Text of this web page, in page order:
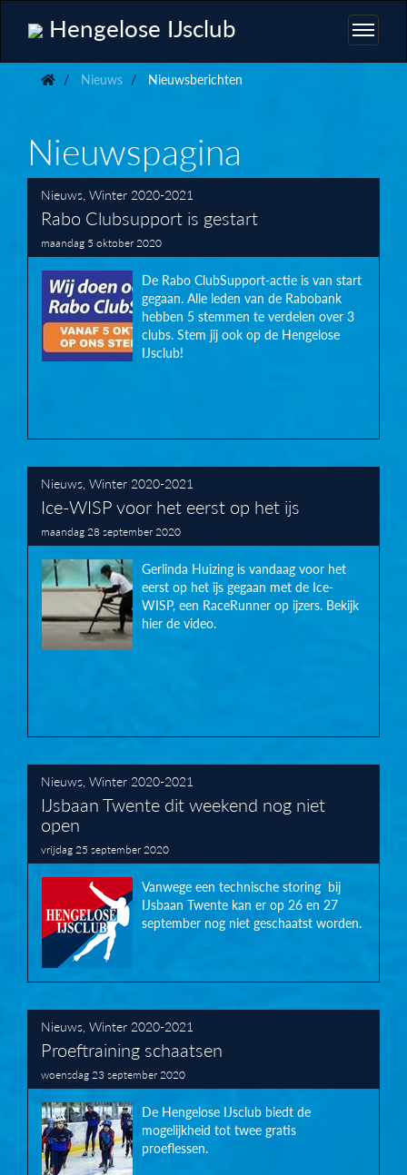
Hengelose IJsclub
Nieuws Nieuwsberichten
Nieuwspagina
Nieuws Winter 2020-2021
Rabo Clubsupport is gestart
maandag 5 oktober 2020
De Rabo ClubSupport-actie is van start
gegaan. Alle leden van de Rabobank
hebben 5 stemmen te verdelen over 3
clubs. Stem jij ook op de Hengelose
IJsclub!
Nieuws Winter 2020-2021
Ice-WISP voor het eerst op het ijs
maandag 28 september 2020
Gerlinda Huizing is vandaag voor het
eerst op het ijs gegaan met de Ice-
WISP, een RaceRunner op ijzers. Bekijk
hier de video.
Nieuws Winter 2020-2021
IJsbaan Twente dit weekend nog niet
open
vrijdag 25 september 2020
Vanwege een technische storing bij
IJsbaan Twente kan er op 26 en 27
september nog niet geschaatst worden.
Nieuws Winter 2020-2021
Proeftraining schaatsen
woensdag 23 september 2020
De Hengelose IJsclub biedt de
mogelijkheid tot twee gratis
proeflessen.